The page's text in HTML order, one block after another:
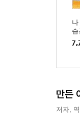
화
만든
저자,